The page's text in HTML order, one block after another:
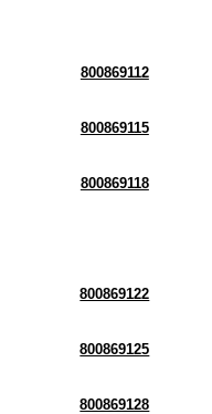
800869112
800869115
800869118
800869122
800869125
800869128